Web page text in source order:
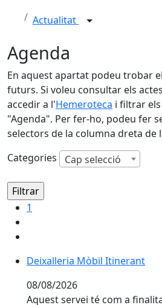
Actualitat
Agenda
En aquest apartat podeu trobar
futurs. Si voleu consultar els
accedir a l'Hemeroteca i filtrar
"Agenda". Per fer-ho, podeu fer
selectors de la columna dreta de
Categories
Cap selecció
1
Deixalleria Mòbil Itinerant
08/08/2026
Aquest servei té com a